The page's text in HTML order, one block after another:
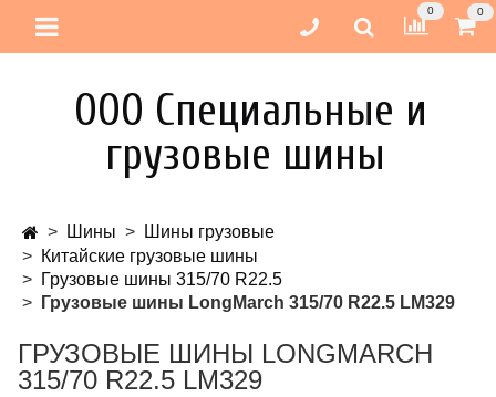
0 0
ООО Специальные и
грузовые шины
Шины
Шины грузовые
Китайские грузовые шины
Грузовые шины 315/70 R22.5
Грузовые шины LongMarch 315/70 R22.5 LM329
ГРУЗОВЫЕ ШИНЫ LONGMARCH
315/70 R22.5 LM329